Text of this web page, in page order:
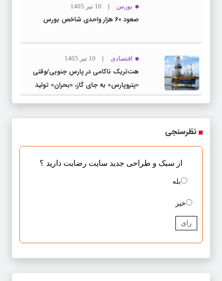
بورس 10 تیر 1405
صعود ۶۰ هزار واحدی شاخص بورس
اقتصادی 10 تیر 1405
هت‌تریک ناکامی در پارس جنوبی/وقتی
«پتروپارس» به جای گاز، «بحران» تولید
می‌کند
نظرسنجی
از سبک و طراحی جدید سایت رضایت دارید ؟
بله
خیر
رای